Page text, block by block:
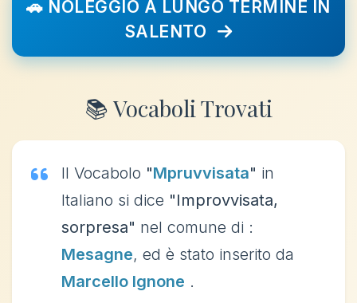
🚗 NOLEGGIO A LUNGO TERMINE IN
SALENTO
📚 Vocaboli Trovati
Il Vocabolo "Mpruvvisata" in
Italiano si dice "Improvvisata,
sorpresa" nel comune di :
Mesagne, ed è stato inserito da
Marcello Ignone .